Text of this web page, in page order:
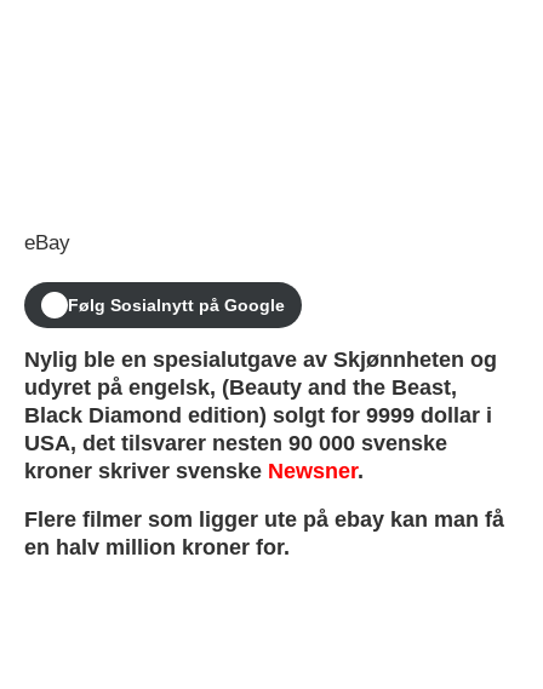
eBay
Følg Sosialnytt på Google
Nylig ble en spesialutgave av Skjønnheten og
udyret på engelsk, (Beauty and the Beast,
Black Diamond edition) solgt for 9999 dollar i
USA, det tilsvarer nesten 90 000 svenske
kroner skriver svenske Newsner.
Flere filmer som ligger ute på ebay kan man få
en halv million kroner for.